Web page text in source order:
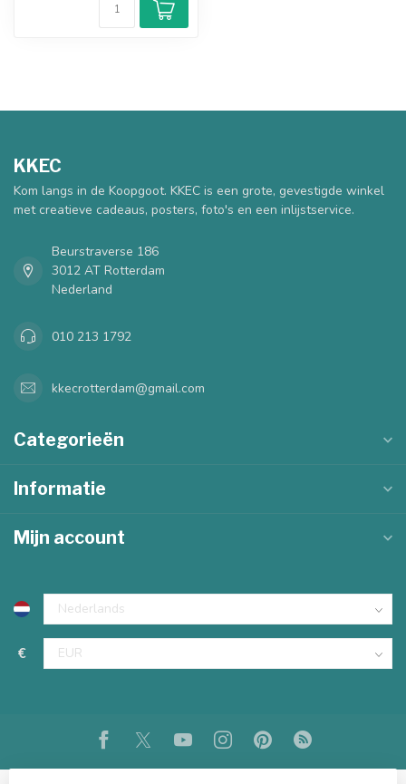
KKEC
Kom langs in de Koopgoot. KKEC is een grote, gevestigde winkel
met creatieve cadeaus, posters, foto's en een inlijstservice.
Beurstraverse 186
3012 AT Rotterdam
Nederland
010 213 1792
kkecrotterdam@gmail.com
Categorieën
Informatie
Mijn account
€